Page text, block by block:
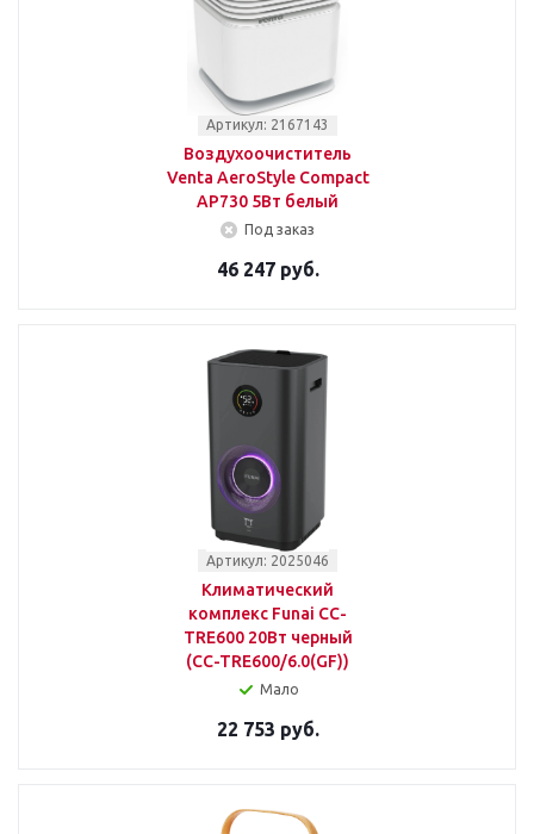
Артикул: 2167143
Воздухоочиститель
Venta AeroStyle Compact
AP730 5Вт белый
Под заказ
46 247 руб.
Артикул: 2025046
Климатический
комплекc Funai CC-
TRE600 20Вт черный
(CC-TRE600/6.0(GF))
Мало
22 753 руб.